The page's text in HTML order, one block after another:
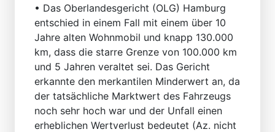
• Das Oberlandesgericht (OLG) Hamburg
entschied in einem Fall mit einem über 10
Jahre alten Wohnmobil und knapp 130.000
km, dass die starre Grenze von 100.000 km
und 5 Jahren veraltet sei. Das Gericht
erkannte den merkantilen Minderwert an, da
der tatsächliche Marktwert des Fahrzeugs
noch sehr hoch war und der Unfall einen
erheblichen Wertverlust bedeutet (Az. nicht